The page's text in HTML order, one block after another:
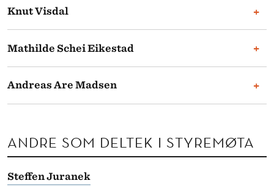
Knut Visdal +
TILLITSVERV
Direktevalt til landsstyret, Unge Høgres Landsforbund
Mathilde Schei Eikestad +
Andreas Are Madsen +
ANDRE SOM DELTEK I STYREMØTA
Steffen Juranek